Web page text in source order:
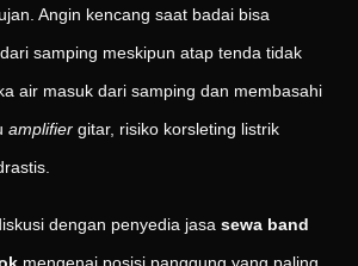
Angin kencang saat badai bisa
samping meskipun atap tenda tidak
air masuk dari samping dan membasahi
amplifier gitar, risiko korsleting listrik
dengan penyedia jasa sewa band